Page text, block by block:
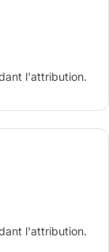
l'attribution.
l'attribution.